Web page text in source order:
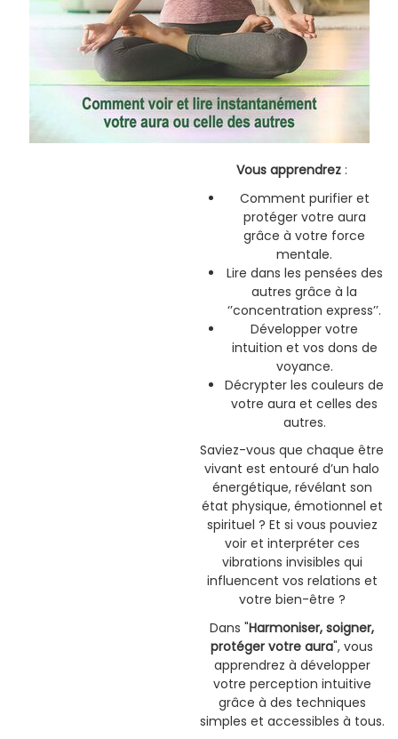
Vous apprendrez :
Comment purifier et
protéger votre aura
grâce à votre force
mentale.
Lire dans les pensées des
autres grâce à la
‘’concentration express’’.
Développer votre
intuition et vos dons de
voyance.
Décrypter les couleurs de
votre aura et celles des
autres.
Saviez-vous que chaque être
vivant est entouré d’un halo
énergétique, révélant son
état physique, émotionnel et
spirituel ? Et si vous pouviez
voir et interpréter ces
vibrations invisibles qui
influencent vos relations et
votre bien-être ?
Dans "Harmoniser, soigner,
protéger votre aura", vous
apprendrez à développer
votre perception intuitive
grâce à des techniques
simples et accessibles à tous.